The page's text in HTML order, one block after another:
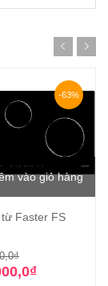
-63%
vào giỏ hàng
Faster FS
₫Giá
gốc
₫
Giá
hiện